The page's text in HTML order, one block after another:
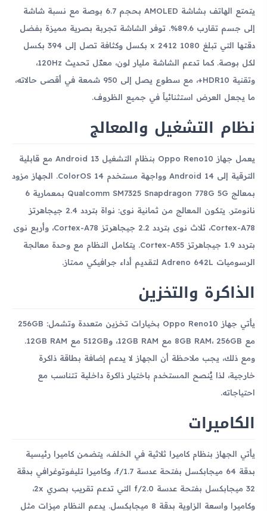
يتمتع الهاتف بشاشة AMOLED بحجم 6.7 بوصة مع نسبة شاشة
إلى جسم تقارب 89.6%. توفر الشاشة تجربة بصرية مميزة بفضل
دقتها التي تبلغ 1080 x 2412 بكسل وكثافة تصل إلى 394 بكسل
لكل بوصة. كما تدعم الشاشة مليار لون، معدّل تحديث 120Hz،
وتقنية HDR10+، مع سطوع يصل إلى 950 شمعة في أقصى حالاته،
ما يجعل العرض استثنائياً في جميع الظروف.
نظام التشغيل والمعالج
يعمل جهاز Oppo Reno10 بنظام التشغيل Android 13 مع قابلية
الترقية إلى Android 14 وواجهة مستخدم ColorOS 14. الجهاز مزود
بمعالج Qualcomm SM7325 Snapdragon 778G 5G بمعمارية 6
نانومتر. يتكون المعالج من ثمانية نوى: نواة بتردد 2.4 جيجاهرتز
Cortex-A78، ثلاث نوى بتردد 2.2 جيجاهرتز Cortex-A78، وأربع نوى
بتردد 1.9 جيجاهرتز Cortex-A55. يتكامل النظام مع وحدة معالجة
الرسوميات Adreno 642L لتقديم أداء جرافيكي ممتاز.
الذاكرة والتخزين
يأتي جهاز Oppo Reno10 بخيارات تخزين متعددة وتشمل: 256GB
مع 8GB RAM، 256GB مع 12GB RAM، و512GB مع 12GB RAM.
ومع ذلك، يجب ملاحظة أن الجهاز لا يدعم إضافة بطاقة ذاكرة
خارجية، لذا يُنصح المستخدم باختيار ذاكرة داخلية تتناسب مع
احتياجاته.
الكاميرات
يأتي الجهاز بنظام كاميرا ثلاثية في الخلف، يتضمن كاميرا رئيسية
بدقة 64 ميجابكسل بفتحة عدسة f/1.7، وكاميرا تليفوتوغرافي بدقة
32 ميجابكسل بفتحة عدسة f/2.0 التي تدعم تقريب بصري 2x،
وكاميرا واسعة الزاوية بدقة 8 ميجابكسل. يدعم النظام ميزات مثل